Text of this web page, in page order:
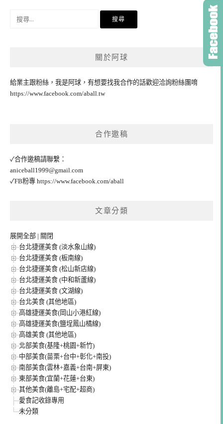
關於阿球
給業主跟粉絲，我是阿球，有想要找我合作的話歡迎洽詢粉絲團唷
https://www.facebook.com/aball.tw
合作邀稿
✓合作邀稿請聯繫：
aniceball1999@gmail.com
✓FB粉專 https://www.facebook.com/aball
文章分類
展開全部 | 關閉
台北捷運美食 (淡水象山線)
台北捷運美食 (板南線)
台北捷運美食 (松山新店線)
台北捷運美食 (中和新蘆線)
台北捷運美食 (文湖線)
台北美食 (其他地區)
高雄捷運美食(岡山小港紅線)
高雄捷運美食(鹽埕鳳山橘線)
高雄美食 (其他地區)
北部美食(基隆+桃園+新竹)
中部美食(苗栗+台中+彰化+南投)
南部美食(雲林+嘉義+台南+屏東)
東部美食(宜蘭+花蓮+台東)
其他美食(離島+宅配+超商)
愛食記收錄專用
未分類